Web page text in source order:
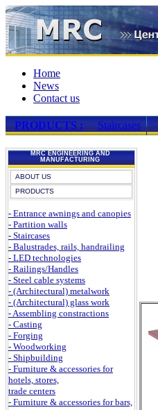
Home
News
Contact us
PRODUCTS : Staircases
MRC ENGINEERING AND
MANUFACTURING
ABOUT US
PRODUCTS
- Entrance awnings and canopies
- Partition walls
- Staircases
- Balustrades, rails, handrailing
- LED technologies
- Railings/Handles
- Steel cable systems
- (Architectural) metalwork
- (Architectural) glass work
- Assembling constractions
- Casting
- Forging
- Woodworking
- Shipbuilding
- Furniture & accessories for
hotels, stores,
trade centers
- Furniture & accessories for bars,